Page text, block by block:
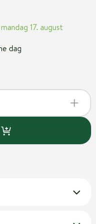
mandag 17. august
dag